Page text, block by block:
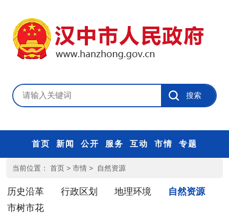
首页 新闻 公开 服务 互动 市情 专题
当前位置： 首页 > 市情 > 自然资源
历史沿革 行政区划 地理环境
自然资源
市树市花